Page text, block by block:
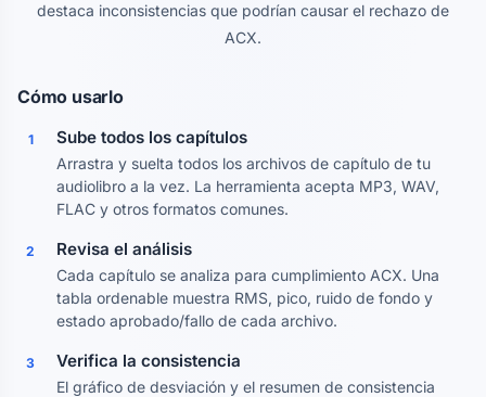
destaca inconsistencias que podrían causar el rechazo de
ACX.
Cómo usarlo
1 Sube todos los capítulos
Arrastra y suelta todos los archivos de capítulo de tu
audiolibro a la vez. La herramienta acepta MP3, WAV,
FLAC y otros formatos comunes.
2 Revisa el análisis
Cada capítulo se analiza para cumplimiento ACX. Una
tabla ordenable muestra RMS, pico, ruido de fondo y
estado aprobado/fallo de cada archivo.
3 Verifica la consistencia
El gráfico de desviación y el resumen de consistencia